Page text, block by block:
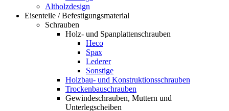
Altholzdesign
Eisenteile / Befestigungsmaterial
Schrauben
Holz- und Spanplattenschrauben
Heco
Spax
Lederer
Sonstige
Holzbau- und Konstruktionsschrauben
Trockenbauschrauben
Gewindeschrauben, Muttern und
Unterlegscheiben